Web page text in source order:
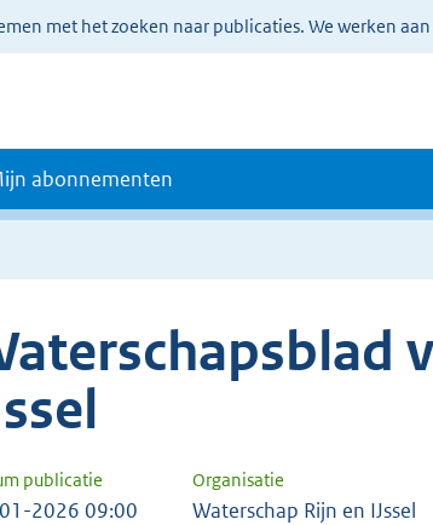
met het zoeken naar publicaties. We werken
abonnementen
publicatie Organisatie
2026 09:00 Waterschap Rijn en IJssel